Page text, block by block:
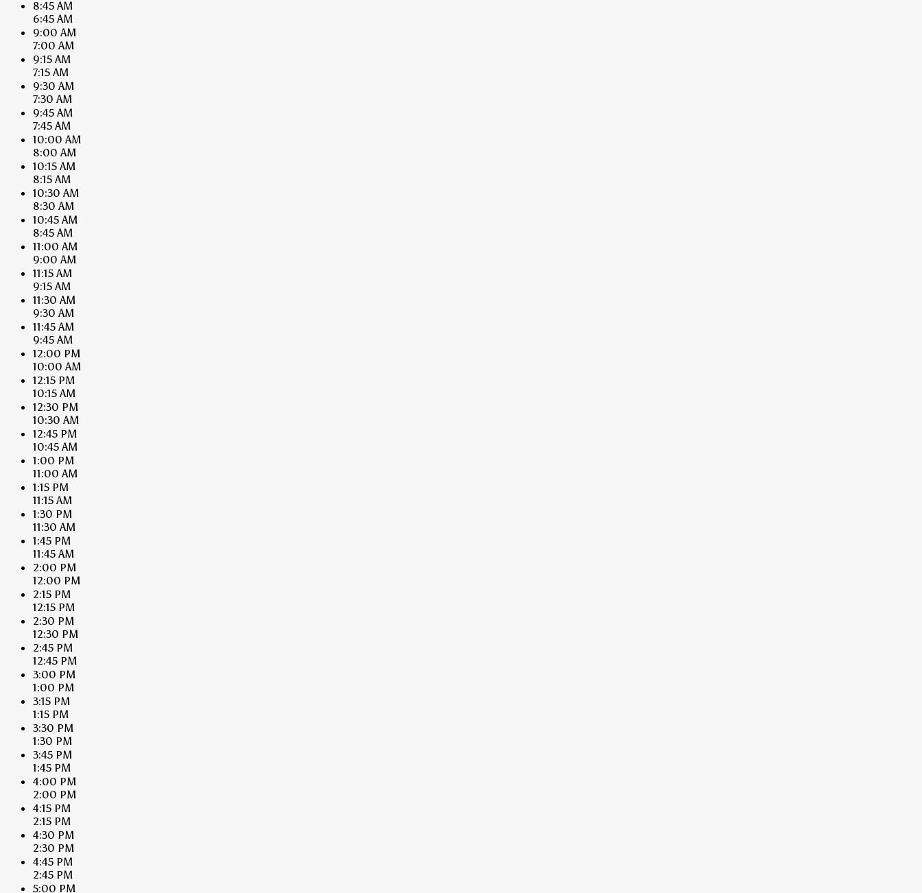
8:45 AM
6:45 AM
9:00 AM
7:00 AM
9:15 AM
7:15 AM
9:30 AM
7:30 AM
9:45 AM
7:45 AM
10:00 AM
8:00 AM
10:15 AM
8:15 AM
10:30 AM
8:30 AM
10:45 AM
8:45 AM
11:00 AM
9:00 AM
11:15 AM
9:15 AM
11:30 AM
9:30 AM
11:45 AM
9:45 AM
12:00 PM
10:00 AM
12:15 PM
10:15 AM
12:30 PM
10:30 AM
12:45 PM
10:45 AM
1:00 PM
11:00 AM
1:15 PM
11:15 AM
1:30 PM
11:30 AM
1:45 PM
11:45 AM
2:00 PM
12:00 PM
2:15 PM
12:15 PM
2:30 PM
12:30 PM
2:45 PM
12:45 PM
3:00 PM
1:00 PM
3:15 PM
1:15 PM
3:30 PM
1:30 PM
3:45 PM
1:45 PM
4:00 PM
2:00 PM
4:15 PM
2:15 PM
4:30 PM
2:30 PM
4:45 PM
2:45 PM
5:00 PM